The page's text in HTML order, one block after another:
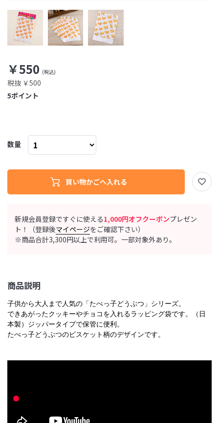
新規会員登録ですぐに使える1,000円オフクーポンプレゼン
ト！（登録後マイページをご確認下さい）
※商品合計3,300円以上で利用可。一部対象外あり。
商品説明
子供から大人まで人気の「たべっ子どうぶつ」シリーズ。
できあがったクッキーやチョコを入れるラッピング袋です。（日
本製）ジッパータイプで保管に便利。
たべっ子どうぶつのビスケット柄のデザインです。
￥550
税抜 ￥500
ポイント
5
数量